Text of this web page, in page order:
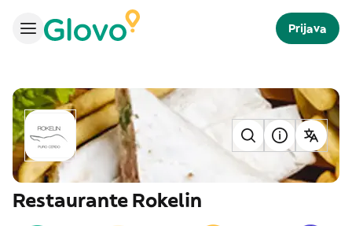
Prijava
Restaurante Rokelin